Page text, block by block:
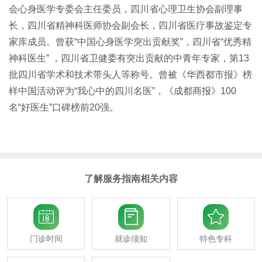
会心身医学专委会主任委员，四川省心理卫生协会副理事
长，四川省精神科医师协会副会长，四川省医疗事故鉴定专
家库成员。曾获“中国心身医学突出贡献奖”，四川省“优秀精
神科医生” ，四川省卫健委有突出贡献的中青年专家，第13
批四川省学术和技术带头人等称号。曾被《华西都市报》榜
样中国活动评为“我心中的四川名医”，《成都商报》100
名“好医生”口碑榜前20强。
了解服务指南相关内容

门诊时间

就诊须知

特色专科